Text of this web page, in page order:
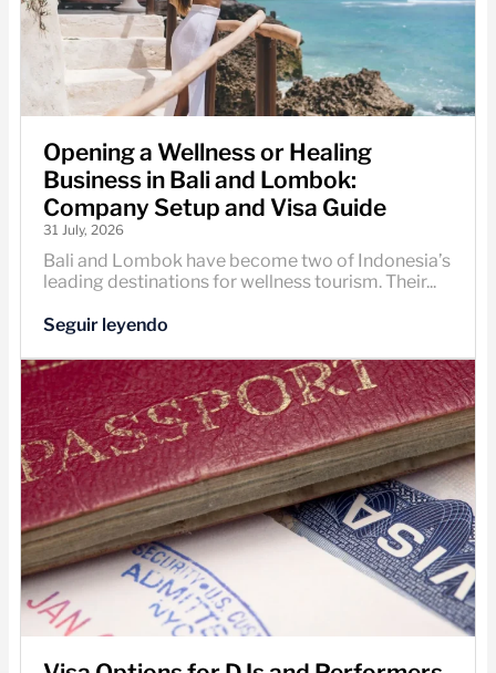
Opening a Wellness or Healing
Business in Bali and Lombok:
Company Setup and Visa Guide
31 July, 2026
Bali and Lombok have become two of Indonesia’s
leading destinations for wellness tourism. Their...
Seguir leyendo